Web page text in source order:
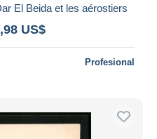
El Beida et les aérostiers
US$
Profesional